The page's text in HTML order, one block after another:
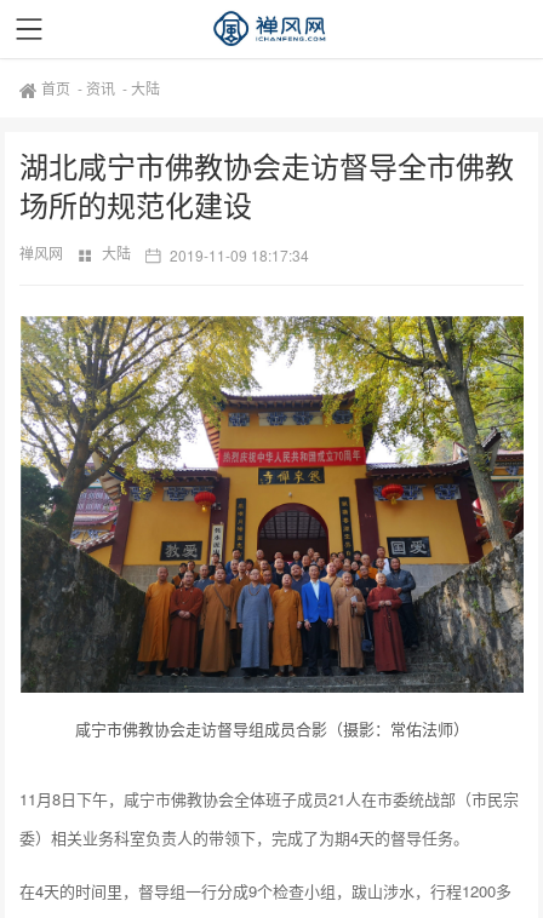
首页 - 资讯 -大陆
湖北咸宁市佛教协会走访督导全市佛教
场所的规范化建设
禅风网 大陆 2019-11-09 18:17:34
咸宁市佛教协会走访督导组成员合影（摄影：常佑法师）
11月8日下午，咸宁市佛教协会全体班子成员21人在市委统战部（市民宗
委）相关业务科室负责人的带领下，完成了为期4天的督导任务。
在4天的时间里，督导组一行分成9个检查小组，跋山涉水，行程1200多